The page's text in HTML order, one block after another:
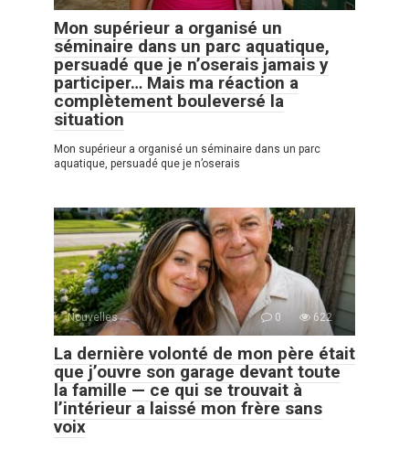
Mon supérieur a organisé un
séminaire dans un parc aquatique,
persuadé que je n’oserais jamais y
participer… Mais ma réaction a
complètement bouleversé la
situation
Mon supérieur a organisé un séminaire dans un parc
aquatique, persuadé que je n’oserais
Nouvelles 0 622
La dernière volonté de mon père était
que j’ouvre son garage devant toute
la famille — ce qui se trouvait à
l’intérieur a laissé mon frère sans
voix